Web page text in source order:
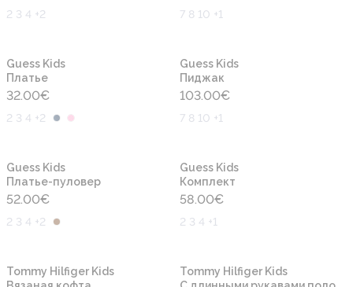
2 3 4 +2 7 8 10 +1
Guess Kids
Платье
32.00€
2 3 4 +2
Guess Kids
Пиджак
103.00€
7 8 10 +1
Guess Kids
Платье-пуловер
52.00€
2 3 4 +2
Guess Kids
Комплект
58.00€
2 3 4 +1
Tommy Hilfiger Kids
Tommy Hilfiger Kids